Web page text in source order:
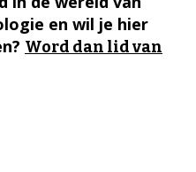
en wil je hier
Word dan lid van